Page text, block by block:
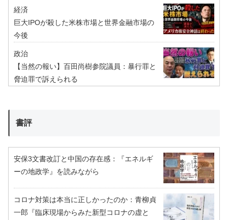
経済
巨大IPOが殺した米株市場と世界金融市場の
今後
政治
【当然の報い】百田尚樹参院議員：暴行罪と
脅迫罪で訴えられる
書評
安保3文書改訂と中国の存在感：『エネルギ
ーの地政学』を読みながら
コロナ対策は本当に正しかったのか：青柳貞
一郎『臨床現場からみた新型コロナの虚と